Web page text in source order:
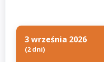
3 września 2026
(2 dni)